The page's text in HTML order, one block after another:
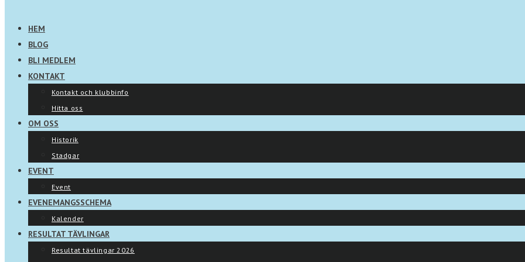
HEM
BLOG
BLI MEDLEM
KONTAKT
Kontakt och klubbinfo
Hitta oss
OM OSS
Historik
Stadgar
EVENT
Event
EVENEMANGSSCHEMA
Kalender
RESULTAT TÄVLINGAR
Resultat tävlingar 2026